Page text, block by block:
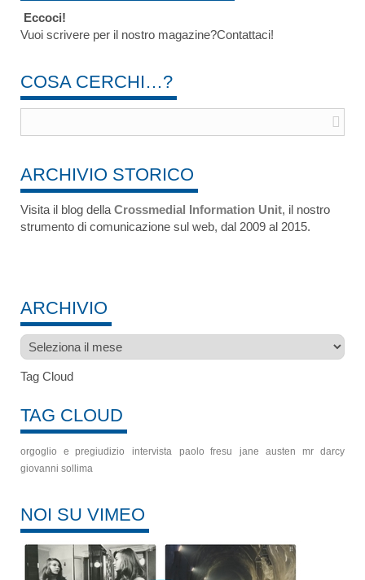
Eccoci!
Vuoi scrivere per il nostro magazine?Contattaci!
COSA CERCHI…?
ARCHIVIO STORICO
Visita il blog della Crossmedial Information Unit, il nostro
strumento di comunicazione sul web, dal 2009 al 2015.
ARCHIVIO
Archivio
Tag Cloud
TAG CLOUD
orgoglio e pregiudizio intervista paolo fresu jane austen
mr darcy
giovanni sollima
NOI SU VIMEO